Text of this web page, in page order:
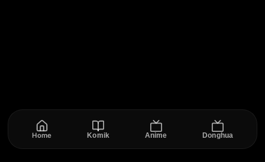
Home Komik Anime Donghua